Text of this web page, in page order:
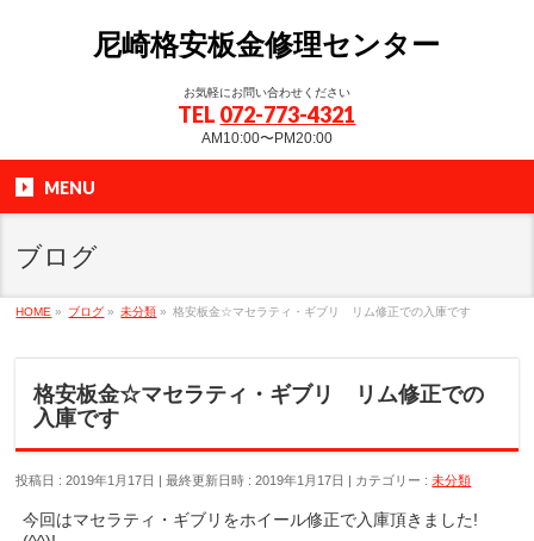
尼崎格安板金修理センター
お気軽にお問い合わせください
TEL 072-773-4321
AM10:00〜PM20:00
MENU
ブログ
HOME » ブログ » 未分類 » 格安板金☆マセラティ・ギブリ リム修正での入庫です
格安板金☆マセラティ・ギブリ リム修正での
入庫です
投稿日 : 2019年1月17日 最終更新日時 : 2019年1月17日 カテゴリー :未分類
今回はマセラティ・ギブリをホイール修正で入庫頂きました!